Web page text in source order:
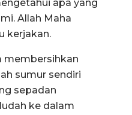
apa yang
Allah Maha
kerjakan.
membersihkan
sumur sendiri
sepadan
ke dalam